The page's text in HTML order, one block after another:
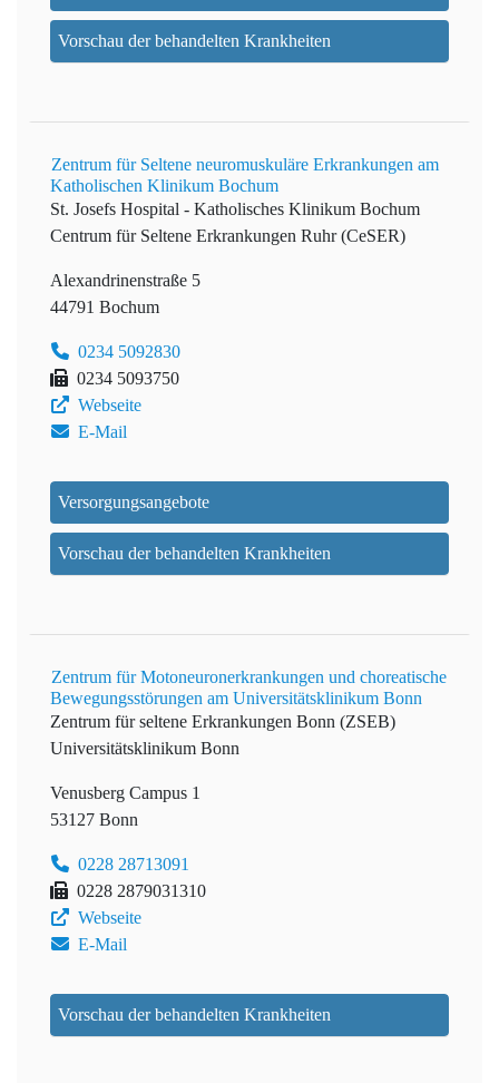
Vorschau der behandelten Krankheiten
Zentrum für Seltene neuromuskuläre Erkrankungen am
Katholischen Klinikum Bochum
St. Josefs Hospital - Katholisches Klinikum Bochum
Centrum für Seltene Erkrankungen Ruhr (CeSER)
Alexandrinenstraße 5
44791 Bochum
0234 5092830
0234 5093750
Webseite
E-Mail
Versorgungsangebote
Vorschau der behandelten Krankheiten
Zentrum für Motoneuronerkrankungen und choreatische
Bewegungsstörungen am Universitätsklinikum Bonn
Zentrum für seltene Erkrankungen Bonn (ZSEB)
Universitätsklinikum Bonn
Venusberg Campus 1
53127 Bonn
0228 28713091
0228 2879031310
Webseite
E-Mail
Vorschau der behandelten Krankheiten